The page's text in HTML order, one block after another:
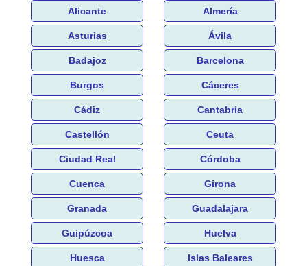
Alicante Almería
Asturias Ávila
Badajoz Barcelona
Burgos Cáceres
Cádiz Cantabria
Castellón Ceuta
Ciudad Real Córdoba
Cuenca Girona
Granada Guadalajara
Guipúzcoa Huelva
Huesca Islas Baleares